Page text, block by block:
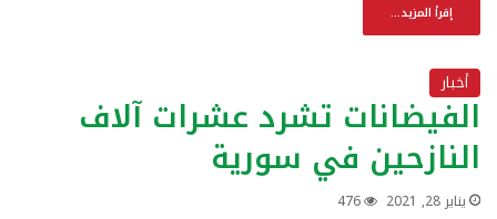
إقرأ المزيد...
أخبار
الفيضانات تشرد عشرات آلاف
النازحين في سورية
يناير 28, 2021 476